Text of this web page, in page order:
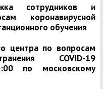
сотрудников и
коронавирусной
обучения
центра по вопросам
COVID-19
по московскому